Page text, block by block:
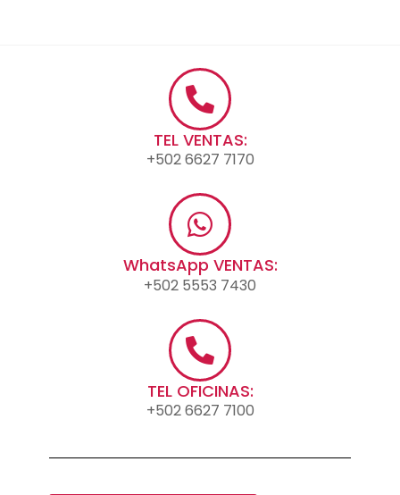
TEL VENTAS:
+502 6627 7170
WhatsApp VENTAS:
+502 5553 7430
TEL OFICINAS:
+502 6627 7100